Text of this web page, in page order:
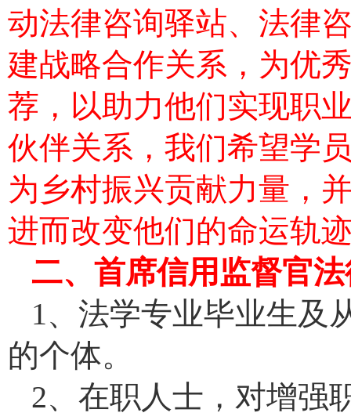
动法律咨询驿站、法律
建战略合作关系，为优
荐，以助力他们实现职
伙伴关系，我们希望学
为乡村振兴贡献力量，
进而改变他们的命运轨
二、首席信用监督官
1、法学专业毕业生及
的个体。
2、在职人士，对增强